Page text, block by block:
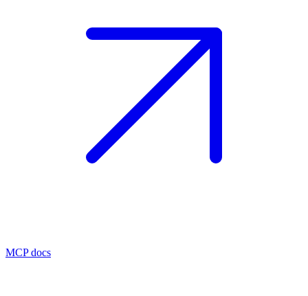
MCP docs